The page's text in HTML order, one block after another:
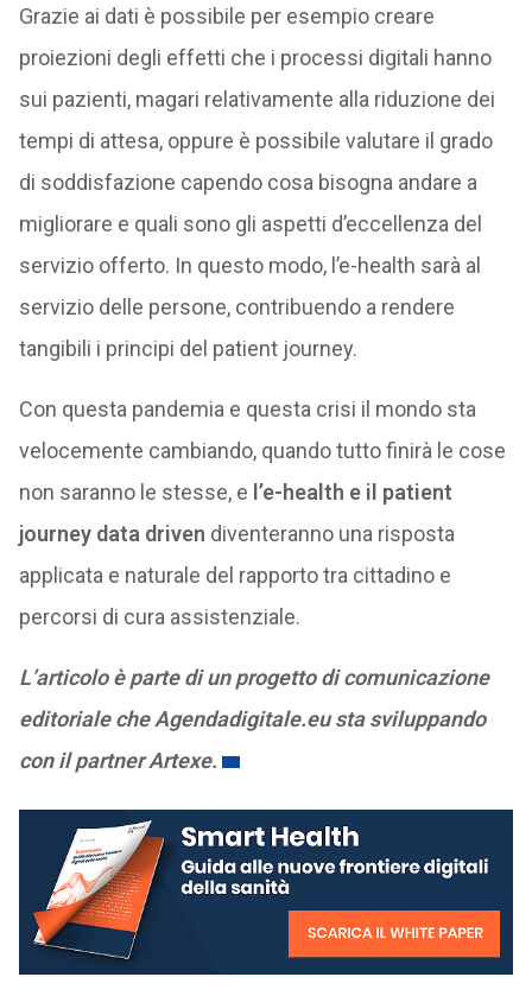
Grazie ai dati è possibile per esempio creare
proiezioni degli effetti che i processi digitali hanno
sui pazienti, magari relativamente alla riduzione dei
tempi di attesa, oppure è possibile valutare il grado
di soddisfazione capendo cosa bisogna andare a
migliorare e quali sono gli aspetti d’eccellenza del
servizio offerto. In questo modo, l’e-health sarà al
servizio delle persone, contribuendo a rendere
tangibili i principi del patient journey.
Con questa pandemia e questa crisi il mondo sta
velocemente cambiando, quando tutto finirà le cose
non saranno le stesse, e l’e-health e il patient
journey data driven diventeranno una risposta
applicata e naturale del rapporto tra cittadino e
percorsi di cura assistenziale.
L’articolo è parte di un progetto di comunicazione
editoriale che Agendadigitale.eu sta sviluppando
con il partner Artexe.